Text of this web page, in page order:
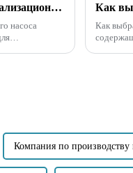
Способ монтажа трубопровода самовсасывающего канализационного насоса
насоса
Как
Как
Компания по